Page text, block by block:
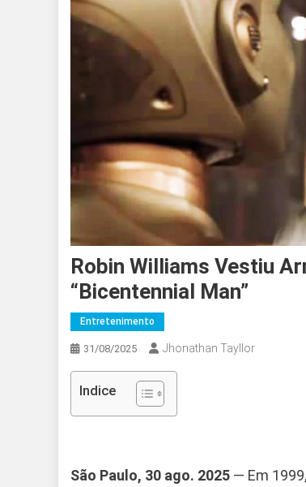
Robin Williams Vestiu
“Bicentennial Man”
Entretenimento
31/08/2025 Jhonathan Tayllor
Indice
São Paulo, 30 ago. 2025 — Em